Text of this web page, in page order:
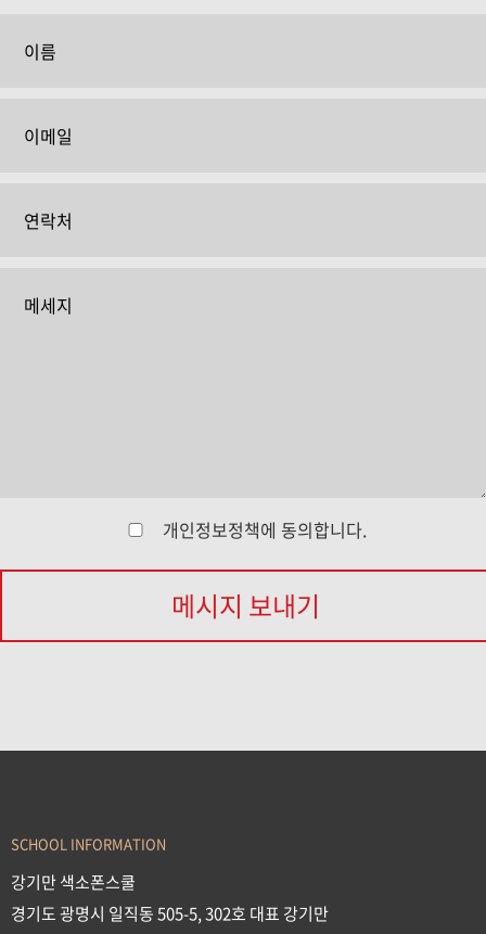
개인정보정책에 동의합니다.
메시지 보내기
SCHOOL INFORMATION
강기만 색소폰스쿨
경기도 광명시 일직동 505-5, 302호 대표 강기만